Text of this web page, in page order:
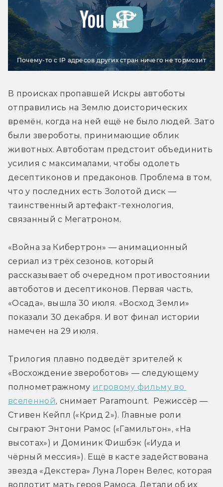
Почему-то с IP адресов других стран ничего не тормозит
В происках пропавшей Искры автоботы
отправились на Землю доисторических
времён, когда на ней ещё не было людей. Зато
были звероботы, принимающие облик
животных. Автоботам предстоит объединить
усилия с максималами, чтобы одолеть
десептиконов и предаконов. Проблема в том,
что у последних есть Золотой диск —
таинственный артефакт-технология,
связанный с Мегатроном.
«Война за Кибертрон» — анимационный
сериал из трёх сезонов, который
рассказывает об очередном противостоянии
автоботов и десептиконов. Первая часть,
«Осада», вышла 30 июля. «Восход Земли»
показали 30 декабря. И вот финал истории
намечен на 29 июля.
Трилогия плавно подведёт зрителей к
«Восхождение звероботов» — следующему
полнометражному игровому фильму во
вселенной, снимает Paramount.  Режиссёр —
Стивен Кейпл («Крид 2»). Главные роли
сыграют Энтони Рамос («Гамильтон», «На
высотах») и Доминик Фишбэк («Иуда и
чёрный мессия»). Ещё в касте задействована
звезда «Декстера» Луна Лорен Велес, которая
воплотит мать героя Рамоса. Детали об их